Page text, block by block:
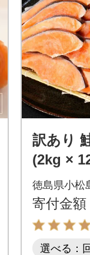
訳あり
(2kg ×
海道・
配送不
徳島県小松
寄付金額
選べる：